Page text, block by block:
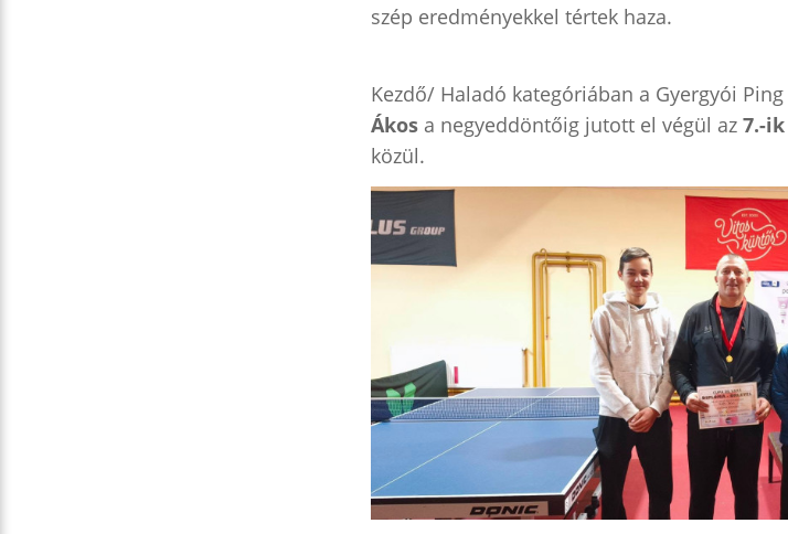
szép eredményekkel tértek haza.
Kezdő/ Haladó kategóriában a Gyergyói
Ákos a negyeddöntőig jutott el végül az 7.-
közül.